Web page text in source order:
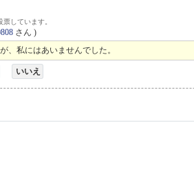
しています。
さん )
、私にはあいませんでした。
いいえ